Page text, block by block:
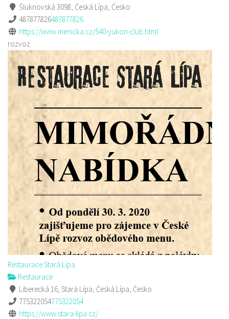
Šluknovská 3098, Česká Lípa, Česko
487877826487877826
https://www.menicka.cz/540-yukon-club.html
rozvoz
Restaurace Stará Lípa
Restaurace
Liberecká 16, Stará Lípa, Česká Lípa, Česko
775322054775322054
https://www.stara-lipa.cz/